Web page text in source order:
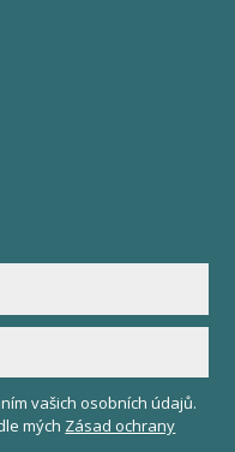
vašich osobních údajů.
mých Zásad ochrany